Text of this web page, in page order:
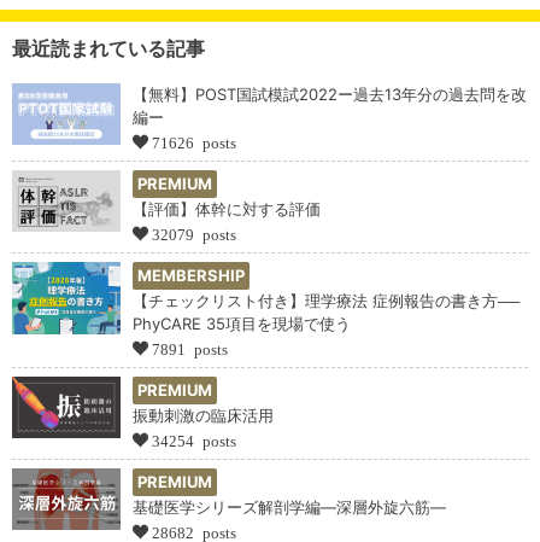
最近読まれている記事
【無料】POST国試模試2022ー過去13年分の過去問を改
編ー
71626 posts
PREMIUM
【評価】体幹に対する評価
32079 posts
MEMBERSHIP
【チェックリスト付き】理学療法 症例報告の書き方──
PhyCARE 35項目を現場で使う
7891 posts
PREMIUM
振動刺激の臨床活用
34254 posts
PREMIUM
基礎医学シリーズ解剖学編―深層外旋六筋―
28682 posts